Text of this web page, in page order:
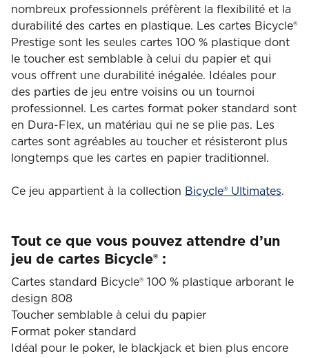
nombreux professionnels préfèrent la flexibilité et la
durabilité des cartes en plastique. Les cartes Bicycle®
Prestige sont les seules cartes 100 % plastique dont
le toucher est semblable à celui du papier et qui
vous offrent une durabilité inégalée. Idéales pour
des parties de jeu entre voisins ou un tournoi
professionnel. Les cartes format poker standard sont
en Dura-Flex, un matériau qui ne se plie pas. Les
cartes sont agréables au toucher et résisteront plus
longtemps que les cartes en papier traditionnel.
Ce jeu appartient à la collection Bicycle® Ultimates.
Tout ce que vous pouvez attendre d’un
jeu de cartes Bicycle® :
Cartes standard Bicycle® 100 % plastique arborant le
design 808
Toucher semblable à celui du papier
Format poker standard
Idéal pour le poker, le blackjack et bien plus encore